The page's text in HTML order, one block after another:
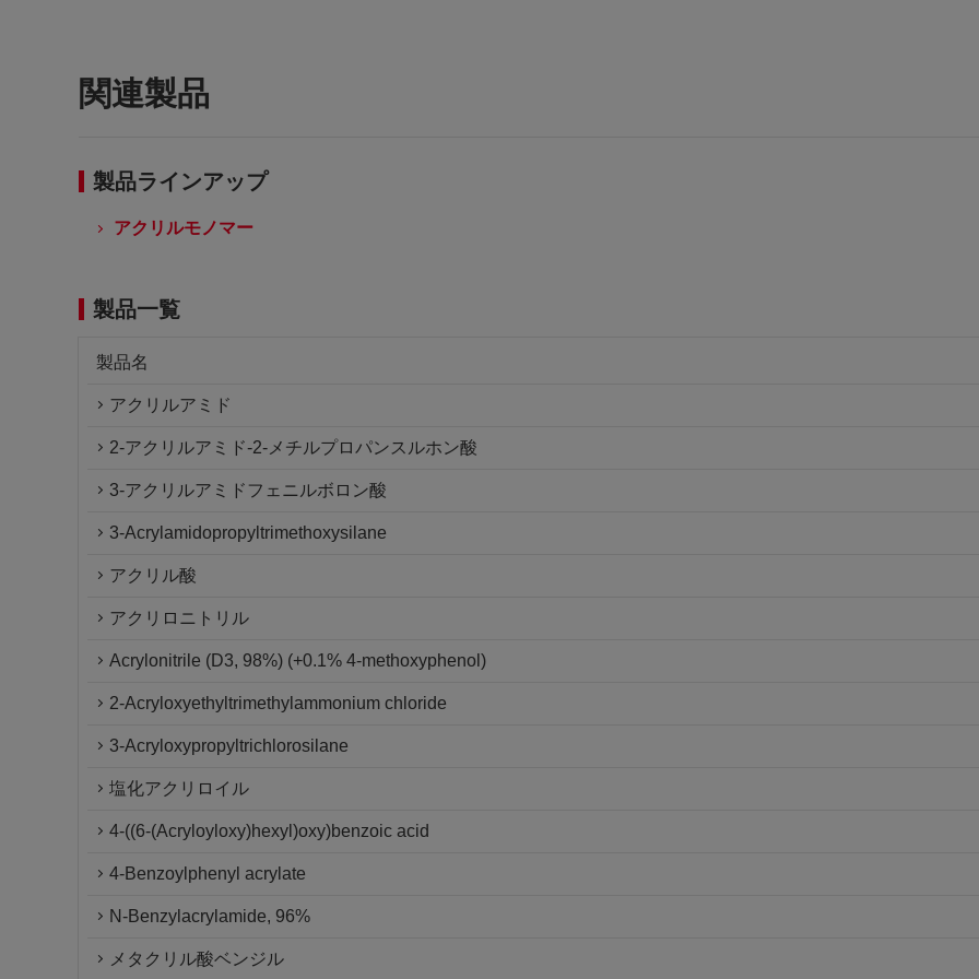
関連製品
製品ラインアップ
アクリルモノマー
製品一覧
製品名
アクリルアミド
2-アクリルアミド-2-メチルプロパンスルホン酸
3-アクリルアミドフェニルボロン酸
3-Acrylamidopropyltrimethoxysilane
アクリル酸
アクリロニトリル
Acrylonitrile (D3, 98%) (+0.1% 4-methoxyphenol)
2-Acryloxyethyltrimethylammonium chloride
3-Acryloxypropyltrichlorosilane
塩化アクリロイル
4-((6-(Acryloyloxy)hexyl)oxy)benzoic acid
4-Benzoylphenyl acrylate
N-Benzylacrylamide, 96%
メタクリル酸ベンジル